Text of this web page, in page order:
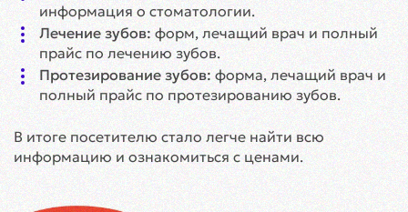
информация о стоматологии.
Лечение зубов: форм, лечащий врач и полный
прайс по лечению зубов.
Протезирование зубов: форма, лечащий врач и
полный прайс по протезированию зубов.
В итоге посетителю стало легче найти всю
информацию и ознакомиться с ценами.